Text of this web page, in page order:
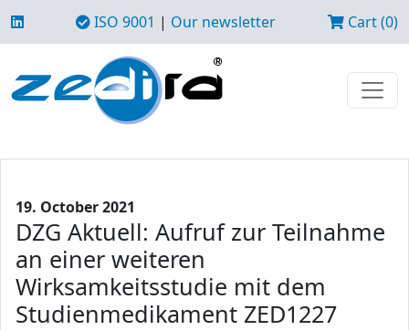
ISO 9001 | Our newsletter Cart (0)
19. October 2021
DZG Aktuell: Aufruf zur Teilnahme
an einer weiteren
Wirksamkeitsstudie mit dem
Studienmedikament ZED1227